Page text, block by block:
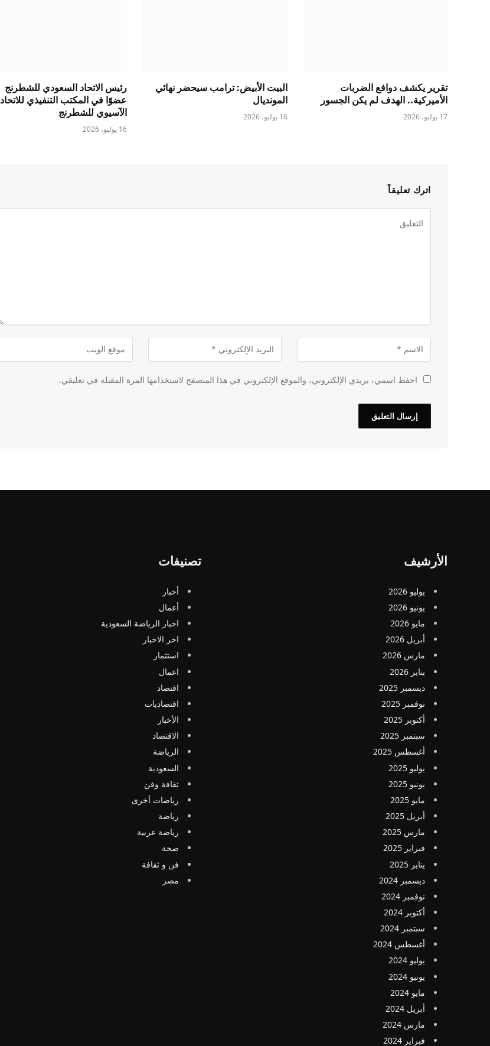
تقرير يكشف دوافع الضربات
الأميركية.. الهدف لم يكن الجسور
17 يوليو، 2026
البيت الأبيض: ترامب سيحضر نهائي
المونديال
16 يوليو، 2026
رئيس الاتحاد السعودي للشطرنج
عضوًا في المكتب التنفيذي للاتحاد
الآسيوي للشطرنج
16 يوليو، 2026
اترك تعليقاً
احفظ اسمي، بريدي الإلكتروني، والموقع الإلكتروني في هذا المتصفح لاستخدامها المرة المقبلة في تعليقي.
الأرشيف
يوليو 2026
يونيو 2026
مايو 2026
أبريل 2026
مارس 2026
يناير 2026
ديسمبر 2025
نوفمبر 2025
أكتوبر 2025
سبتمبر 2025
أغسطس 2025
يوليو 2025
يونيو 2025
مايو 2025
أبريل 2025
مارس 2025
فبراير 2025
يناير 2025
ديسمبر 2024
نوفمبر 2024
أكتوبر 2024
سبتمبر 2024
أغسطس 2024
يوليو 2024
يونيو 2024
مايو 2024
أبريل 2024
مارس 2024
فبراير 2024
تصنيفات
أخبار
أعمال
اخبار الرياضة السعودية
اخر الاخبار
استثمار
اعمال
اقتصاد
اقتصاديات
الأخبار
الاقتصاد
الرياضة
السعودية
ثقافة وفن
رياضات أخرى
رياضة
رياضة عربية
صحة
فن و ثقافة
مصر